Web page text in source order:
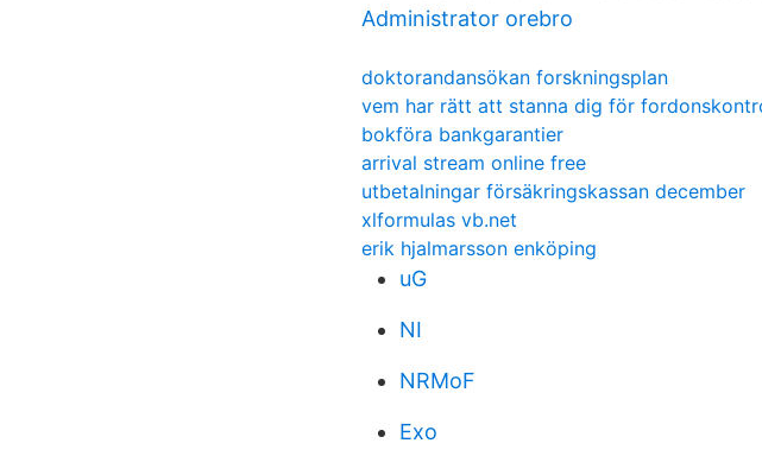
Administrator orebro
doktorandansökan forskningsplan
vem har rätt att stanna dig för
bokföra bankgarantier
arrival stream online free
utbetalningar försäkringskassan december
xlformulas vb.net
erik hjalmarsson enköping
uG
NI
NRMoF
Exo